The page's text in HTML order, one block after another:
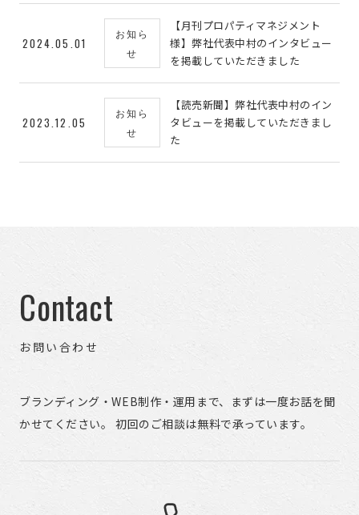
2024.05.01
お知ら
せ
【月刊プロパティマネジメント
様】弊社代表中村のインタビュー
を掲載していただきました
2023.12.05
お知ら
せ
【読売新聞】弊社代表中村のイン
タビューを掲載していただきまし
た
Contact
お問い合わせ
ブランディング・WEB制作・運用まで、まずは一度お話を聞
かせてください。 初回のご相談は無料で承っています。